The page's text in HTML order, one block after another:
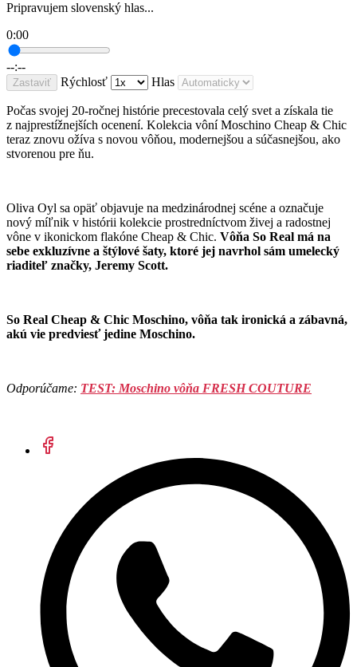
Pripravujem slovenský hlas...
0:00
--:--
Zastaviť Rýchlosť Hlas
Počas svojej 20-ročnej histórie precestovala celý svet a získala tie
z najprestížnejších ocenení. Kolekcia vôní Moschino Cheap & Chic
teraz znovu ožíva s novou vôňou, modernejšou a súčasnejšou, ako
stvorenou pre ňu.
Oliva Oyl sa opäť objavuje na medzinárodnej scéne a označuje
nový míľnik v histórii kolekcie prostredníctvom živej a radostnej
vône v ikonickom flakóne Cheap & Chic. Vôňa So Real má na
sebe exkluzívne a štýlové šaty, ktoré jej navrhol sám umelecký
riaditeľ značky, Jeremy Scott.
So Real Cheap & Chic Moschino, vôňa tak ironická a zábavná,
akú vie predviesť jedine Moschino.
Odporúčame: TEST: Moschino vôňa FRESH COUTURE